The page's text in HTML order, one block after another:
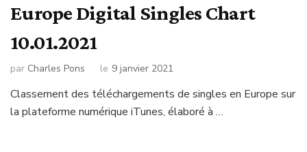
Europe Digital Singles Chart
10.01.2021
par Charles Pons le 9 janvier 2021
Classement des téléchargements de singles en Europe sur
la plateforme numérique iTunes, élaboré à …